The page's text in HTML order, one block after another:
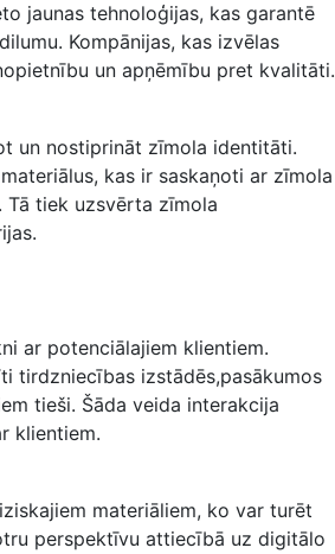
jaunas⁤ tehnoloģijas, kas‌ garantē⁤
Kompānijas, kas izvēlas‌
un apņēmību pret kvalitāti.
un⁢ nostiprināt zīmola identitāti.
kas ir saskaņoti ar zīmola
⁢tiek ⁢uzsvērta zīmola
‍ar potenciālajiem klientiem.
tirdzniecības izstādēs,pasākumos
tieši. Šāda veida ​interakcija
‌klientiem.
materiāliem, ko var turēt
perspektīvu attiecībā uz digitālo